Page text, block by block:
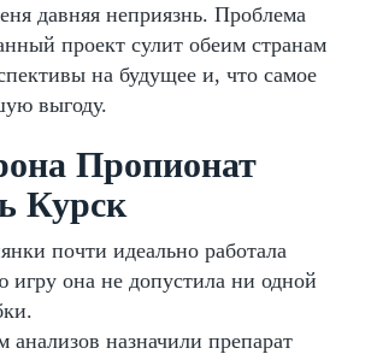
давняя неприязнь. Проблема
проект сулит обеим странам
на будущее и, что самое
выгоду.
Пропионат
Курск
почти идеально работала
игру она не допустила ни одной
анализов назначили препарат